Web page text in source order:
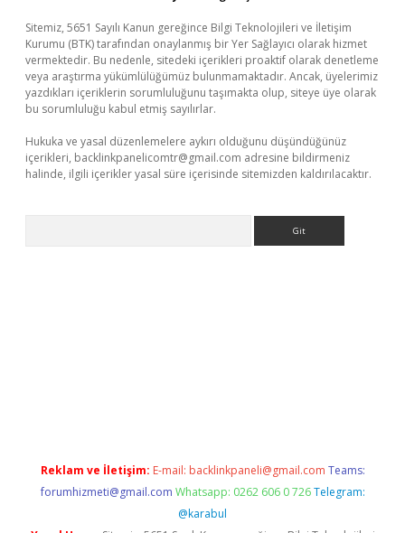
Sitemiz, 5651 Sayılı Kanun gereğince Bilgi Teknolojileri ve İletişim
Kurumu (BTK) tarafından onaylanmış bir Yer Sağlayıcı olarak hizmet
vermektedir. Bu nedenle, sitedeki içerikleri proaktif olarak denetleme
veya araştırma yükümlülüğümüz bulunmamaktadır. Ancak, üyelerimiz
yazdıkları içeriklerin sorumluluğunu taşımakta olup, siteye üye olarak
bu sorumluluğu kabul etmiş sayılırlar.
Hukuka ve yasal düzenlemelere aykırı olduğunu düşündüğünüz
içerikleri, backlinkpanelicomtr@gmail.com adresine bildirmeniz
halinde, ilgili içerikler yasal süre içerisinde sitemizden kaldırılacaktır.
Reklam ve İletişim: E-mail: backlinkpaneli@gmail.com Teams:
forumhizmeti@gmail.com Whatsapp: 0262 606 0 726 Telegram:
@karabul